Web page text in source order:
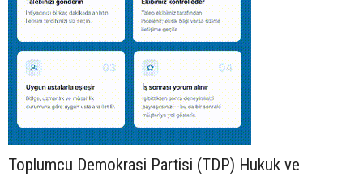
Toplumcu Demokrasi Partisi (TDP) Hukuk ve